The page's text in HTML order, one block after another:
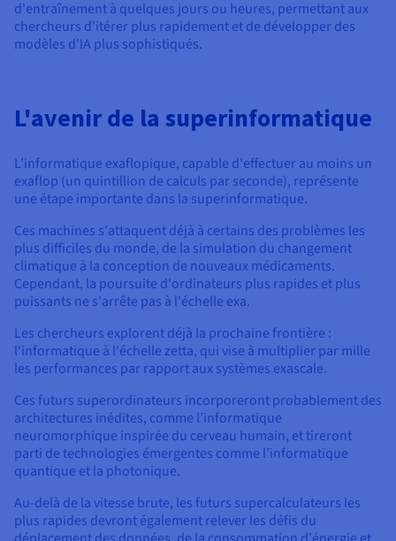
d'entraînement à quelques jours ou heures, permettant aux
chercheurs d'itérer plus rapidement et de développer des
modèles d'IA plus sophistiqués.
L'avenir de la superinformatique
L'informatique exaflopique, capable d'effectuer au moins un
exaflop (un quintillion de calculs par seconde), représente
une étape importante dans la superinformatique.
Ces machines s'attaquent déjà à certains des problèmes les
plus difficiles du monde, de la simulation du changement
climatique à la conception de nouveaux médicaments.
Cependant, la poursuite d'ordinateurs plus rapides et plus
puissants ne s'arrête pas à l'échelle exa.
Les chercheurs explorent déjà la prochaine frontière :
l'informatique à l'échelle zetta, qui vise à multiplier par mille
les performances par rapport aux systèmes exascale.
Ces futurs superordinateurs incorporeront probablement des
architectures inédites, comme l’informatique
neuromorphique inspirée du cerveau humain, et tireront
parti de technologies émergentes comme l’informatique
quantique et la photonique.
Au-delà de la vitesse brute, les futurs supercalculateurs les
plus rapides devront également relever les défis du